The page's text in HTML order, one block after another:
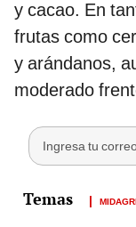
y cacao. En
frutas como
y arándanos,
moderado